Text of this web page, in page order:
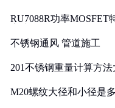
RU7088R功率
不锈钢通风 管道施工
201不锈钢重量计算方法
M20螺纹大径和小径是